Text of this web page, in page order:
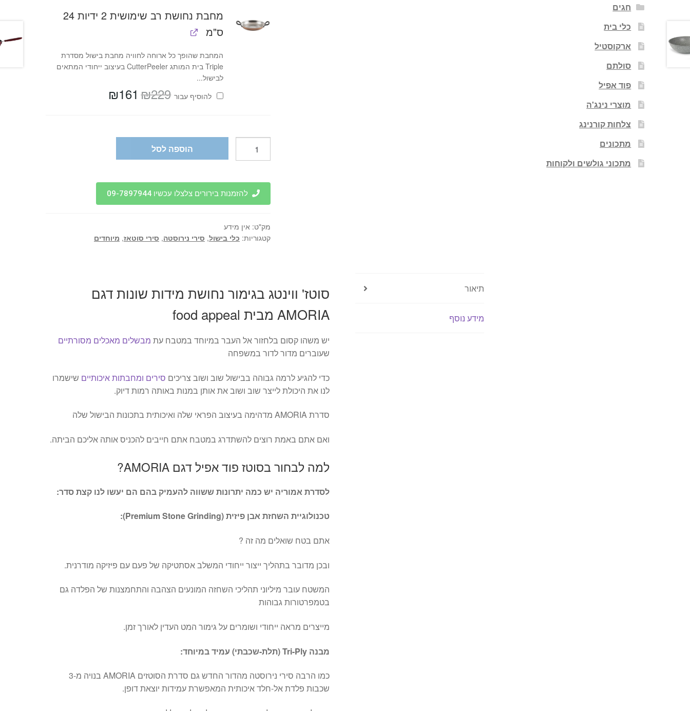
מחבת נחושת רב שימושית 2 ידיות 24
ס"מ
המחבת שהופך כל ארוחה לחוויה מחבת בישול מסדרת
Triple בית המותג CutterPeeler בעיצוב ייחודי המתאים
לבישול...
להוסיף⁦⁩ עבור
₪229 המחיר
המקורי₪161
ווינטג
בגימור
נחושת
שונות
דגם
appeal
הוספה לסל
להזמנות בירורים צלצלו עכשיו 09-7897944
מק"ט:אין מידע
קטגוריות: כלי בישול, סירי נירוסטה, סירי סוטאז, מיוחדים
תיאור
מידע נוסף
סוטז' ווינטג בגימור נחושת מידות שונות דגם
AMORIA מבית food appeal
יש משהו קסום בלחזור אל העבר במיוחד במטבח עת מבשלים מאכלים מסורתיים
שעוברים מדור לדור במשפחה
כדי להגיע לרמה גבוהה בבישול שוב ושוב צריכים סירים ומחבתות איכותיים שישמרו
לנו את היכולת לייצר שוב ושוב את אותן במנות באותה רמות דיוק.
סדרת AMORIA מדהימה בעיצוב הפראי שלה ואיכותית בתכונות הבישול שלה
ואם אתם באמת רוצים להשתדרג במטבח אתם חייבים להכניס אותה אליכם הביתה.
למה לבחור בסוטז פוד אפיל דגם AMORIA?
לסדרת אמוריה יש כמה יתרונות ששווה להעמיק בהם הם יעשו לנו קצת סדר:
טכנולוגיית השחזת אבן פיזית (Premium Stone Grinding):
אתם בטח שואלים מה זה ?
ובכן מדובר בתהליך ייצור ייחודי המשלב אסתטיקה של פעם עם פיזיקה מודרנית.
המשטח עובר מיליוני תהליכי השחזה המונעים הצהבה והתחמצנות של הפלדה גם
בטמפרטורות גבוהות
מייצרים מראה ייחודי ושומרים על גימור המט העדין לאורך זמן.
מבנה Tri-Ply (תלת-שכבתי) עמיד במיוחד:
כמו הרבה סירי נירוסטה מהדור החדש גם סדרת הסוטזים AMORIA בנויה מ-3
שכבות פלדת אל-חלד איכותית המאפשרת עמידות יוצאת דופן.
חגים
כלי בית
ארקוסטיל
סולתם
פוד אפיל
מוצרי נינג'ה
צלחות קורנינג
מתכונים
מתכוני גולשים ולקוחות